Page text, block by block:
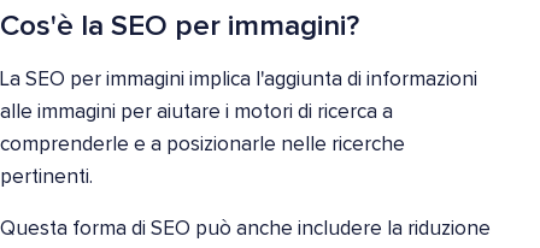
Cos'è la SEO per immagini?
La SEO per immagini implica l'aggiunta di informazioni
alle immagini per aiutare i motori di ricerca a
comprenderle e a posizionarle nelle ricerche
pertinenti.
Questa forma di SEO può anche includere la riduzione